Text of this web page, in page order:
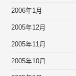
2006年1月
2005年12月
2005年11月
2005年10月